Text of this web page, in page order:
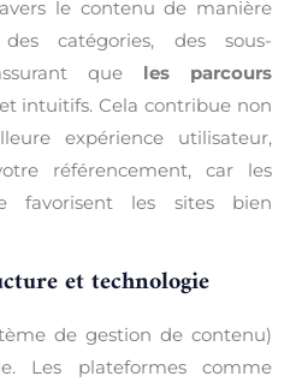
le contenu de manière
catégories, des sous-
que les parcours
intuitifs. Cela contribue non
expérience utilisateur,
référencement, car les
favorisent les sites bien
et technologie
de gestion de contenu)
Les plateformes comme